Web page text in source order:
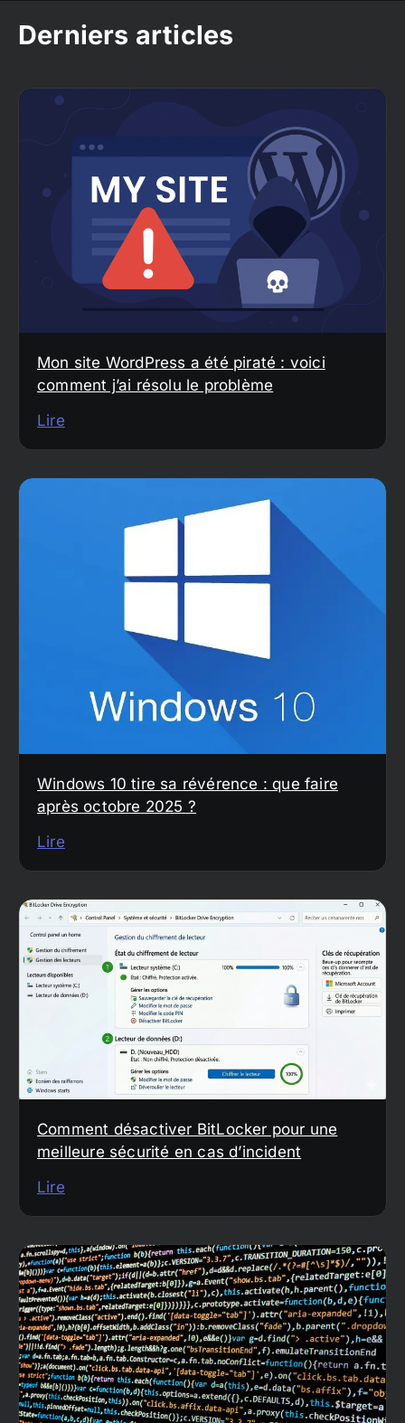
Derniers articles
Mon site WordPress a été piraté : voici
comment j’ai résolu le problème
Lire
Windows 10 tire sa révérence : que faire
après octobre 2025 ?
Lire
Comment désactiver BitLocker pour une
meilleure sécurité en cas d’incident
Lire